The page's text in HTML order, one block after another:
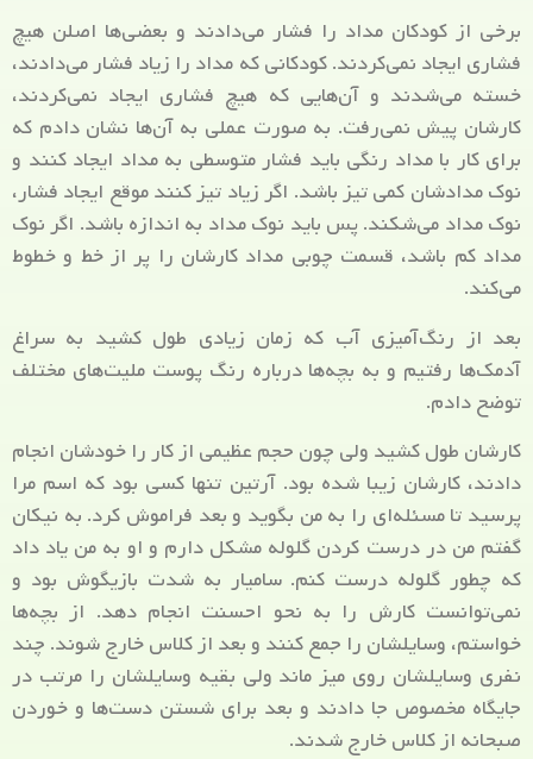
برخی از کودکان مداد را فشار می‌دادند و بعضی‌ها اصلن هیچ
فشاری ایجاد نمی‌کردند. کودکانی که مداد را زیاد فشار می‌دادند،
خسته می‌شدند و آن‌هایی که هیچ فشاری ایجاد نمی‌کردند،
کارشان پیش نمی‌رفت. به صورت عملی به آن‌ها نشان دادم که
برای کار با مداد رنگی باید فشار متوسطی به مداد ایجاد کنند و
نوک مدادشان کمی تیز باشد. اگر زیاد تیز کنند موقع ایجاد فشار،
نوک مداد می‌شکند. پس باید نوک مداد به اندازه باشد. اگر نوک
مداد کم باشد، قسمت چوبی مداد کارشان را پر از خط و خطوط
می‌کند.
بعد از رنگ‌آمیزی آب که زمان زیادی طول کشید به سراغ
آدمک‌ها رفتیم و به بچه‌ها درباره رنگ پوست ملیت‌های مختلف
توضح دادم.
کارشان طول کشید ولی چون حجم عظیمی از کار را خودشان انجام
دادند، کارشان زیبا شده بود. آرتین تنها کسی بود که اسم مرا
پرسید تا مسئله‌ای را به من بگوید و بعد فراموش کرد. به نیکان
گفتم من در درست کردن گلوله مشکل دارم و او به من یاد داد
که چطور گلوله درست کنم. سامیار به شدت بازیگوش بود و
نمی‌توانست کارش را به نحو احسنت انجام دهد. از بچه‌ها
خواستم، وسایلشان را جمع کنند و بعد از کلاس خارج شوند. چند
نفری وسایلشان روی میز ماند ولی بقیه وسایلشان را مرتب در
جایگاه مخصوص جا دادند و بعد برای شستن دست‌ها و خوردن
صبحانه از کلاس خارج شدند.